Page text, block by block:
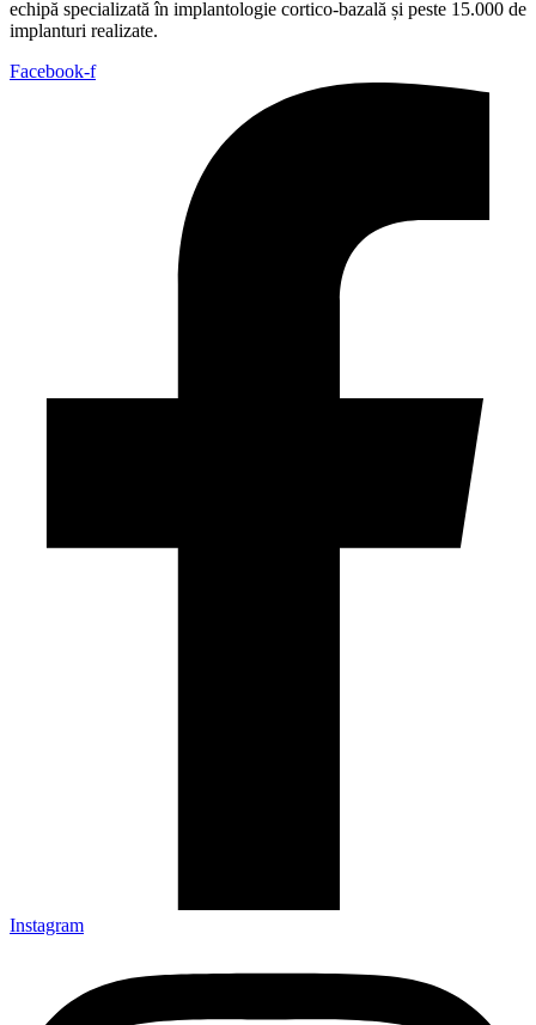
echipă specializată în implantologie cortico-bazală și peste 15.000 de
implanturi realizate.
Facebook-f
Instagram